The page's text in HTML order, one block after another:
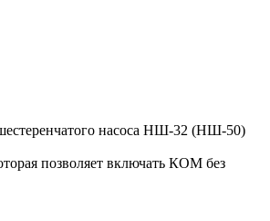
насоса НШ-32 (НШ-50)
позволяет включать КОМ без